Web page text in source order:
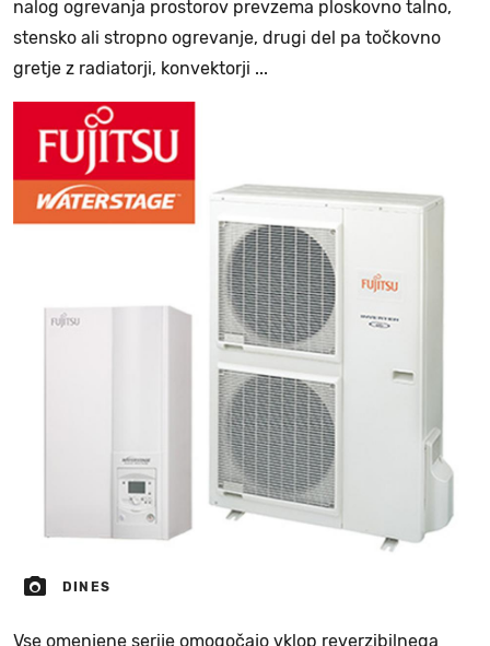
nalog ogrevanja prostorov prevzema ploskovno talno,
stensko ali stropno ogrevanje, drugi del pa točkovno
gretje z radiatorji, konvektorji ...
DINES
Vse omenjene serije omogočajo vklop reverzibilnega